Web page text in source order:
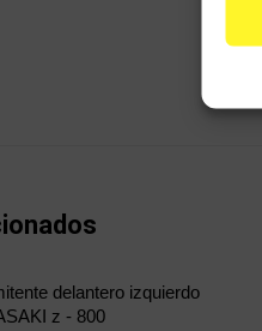
delantero izquierdo
z - 800